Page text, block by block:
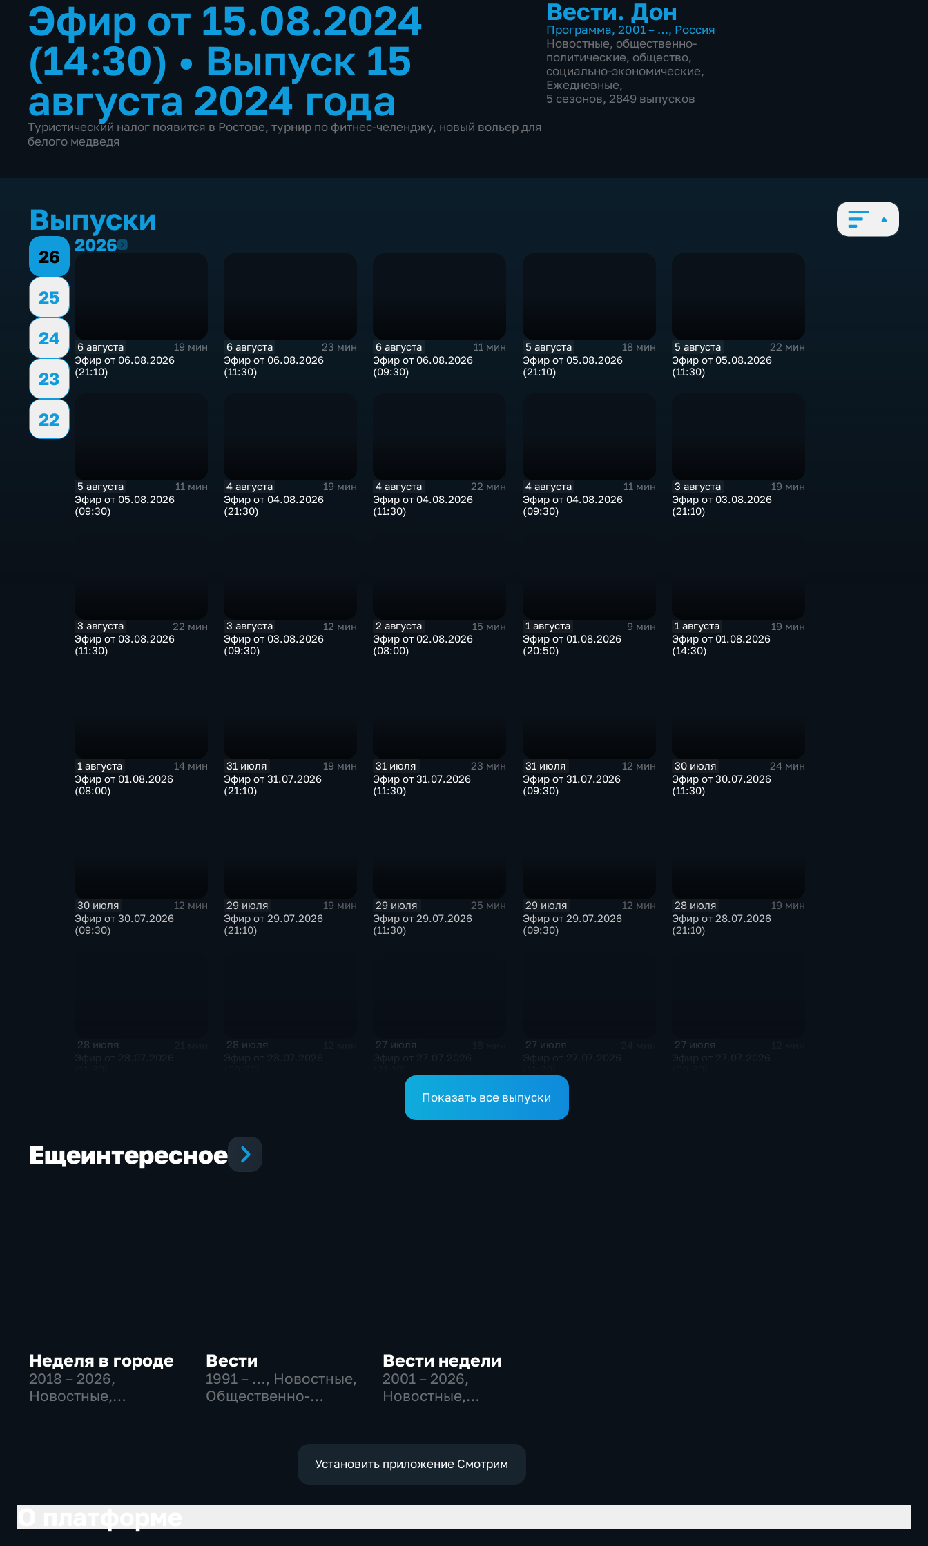
Эфир от 15.08.2024
(14:30) • Выпуск 15
августа 2024 года
Туристический налог появится в Ростове, турнир по фитнес-челенджу, новый вольер для
белого медведя
Вести. Дон
Программа, 2001 – …, Россия
Новостные, общественно-
политические, общество,
социально-экономические,
Ежедневные,
5 сезонов, 2849 выпусков
Выпуски
26
25
24
23
22
20262026
6 августа
19 мин
Эфир от 06.08.2026
(21:10)
6 августа
23 мин
Эфир от 06.08.2026
(11:30)
6 августа
11 мин
Эфир от 06.08.2026
(09:30)
5 августа
18 мин
Эфир от 05.08.2026
(21:10)
5 августа
22 мин
Эфир от 05.08.2026
(11:30)
5 августа
11 мин
Эфир от 05.08.2026
(09:30)
4 августа
19 мин
Эфир от 04.08.2026
(21:30)
4 августа
22 мин
Эфир от 04.08.2026
(11:30)
4 августа
11 мин
Эфир от 04.08.2026
(09:30)
3 августа
19 мин
Эфир от 03.08.2026
(21:10)
3 августа
22 мин
Эфир от 03.08.2026
(11:30)
3 августа
12 мин
Эфир от 03.08.2026
(09:30)
2 августа
15 мин
Эфир от 02.08.2026
(08:00)
1 августа
9 мин
Эфир от 01.08.2026
(20:50)
1 августа
19 мин
Эфир от 01.08.2026
(14:30)
1 августа
14 мин
Эфир от 01.08.2026
(08:00)
31 июля
19 мин
Эфир от 31.07.2026
(21:10)
31 июля
23 мин
Эфир от 31.07.2026
(11:30)
31 июля
12 мин
Эфир от 31.07.2026
(09:30)
30 июля
24 мин
Эфир от 30.07.2026
(11:30)
30 июля
12 мин
Эфир от 30.07.2026
(09:30)
29 июля
19 мин
Эфир от 29.07.2026
(21:10)
29 июля
25 мин
Эфир от 29.07.2026
(11:30)
29 июля
12 мин
Эфир от 29.07.2026
(09:30)
28 июля
19 мин
Эфир от 28.07.2026
(21:10)
28 июля 28 июля 27 июля 27 июля 27 июля
Показать все выпуски
Ещеинтересное
Неделя в городе
2018 – 2026,
Новостные,
Вести
1991 – …, Новостные,
Общественно-
Вести недели
2001 – 2026,
Новостные,
Установить приложение Смотрим